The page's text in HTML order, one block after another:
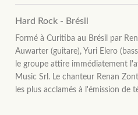
Hard Rock - Brésil
Formé à Curitiba au Brésil par
Auwarter (guitare), Yuri Elero
le groupe attire immédiatement
Music Srl. Le chanteur Renan
les plus acclamés à l'émission de